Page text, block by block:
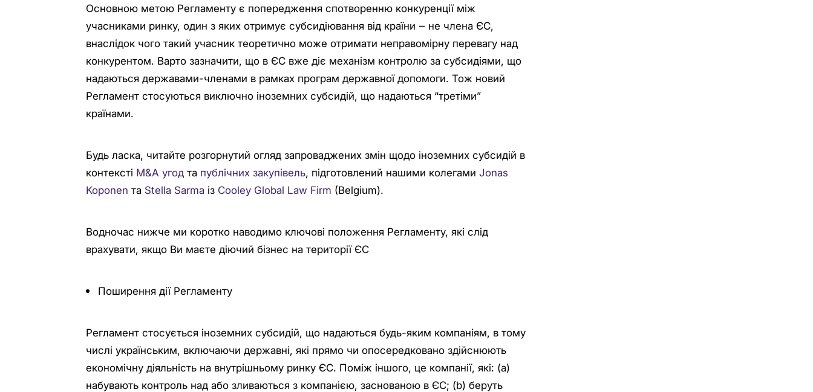
Основною метою Регламенту є попередження спотворенню конкуренції між
учасниками ринку, один з яких отримує субсидіювання від країни ‒ не члена ЄС,
внаслідок чого такий учасник теоретично може отримати неправомірну перевагу над
конкурентом. Варто зазначити, що в ЄС вже діє механізм контролю за субсидіями, що
надаються державами-членами в рамках програм державної допомоги. Тож новий
Регламент стосуються виключно іноземних субсидій, що надаються “третіми”
країнами.
Будь ласка, читайте розгорнутий огляд запроваджених змін щодо іноземних субсидій в
контексті M&A угод та публічних закупівель, підготовлений нашими колегами Jonas
Koponen та Stella Sarma із Cooley Global Law Firm (Belgium).
Водночас нижче ми коротко наводимо ключові положення Регламенту, які слід
врахувати, якщо Ви маєте діючий бізнес на території ЄС
Поширення дії Регламенту
Регламент стосується іноземних субсидій, що надаються будь-яким компаніям, в тому
числі українським, включаючи державні, які прямо чи опосередковано здійснюють
економічну діяльність на внутрішньому ринку ЄС. Поміж іншого, це компанії, які: (а)
набувають контроль над або зливаються з компанією, заснованою в ЄС; (b) беруть